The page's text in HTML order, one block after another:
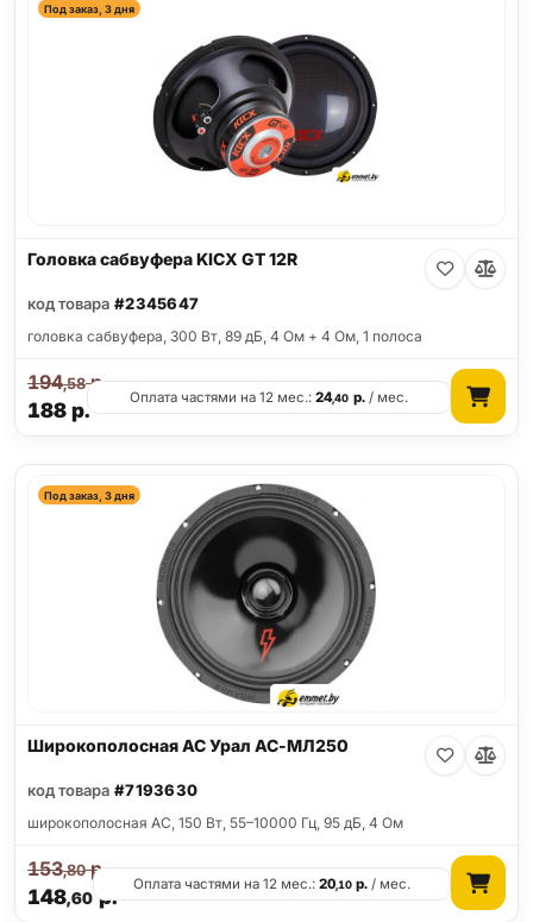
Под заказ, 3 дня
Головка сабвуфера KICX GT 12R
код товара #2345647
головка сабвуфера, 300 Вт, 89 дБ, 4 Ом + 4 Ом, 1 полоса
188р.
194,58р.
Оплата частями на 12 мес.:24,40 р./ мес.
Под заказ, 3 дня
Широкополосная АС Урал АС-МЛ250
код товара #7193630
широкополосная АС, 150 Вт, 55–10000 Гц, 95 дБ, 4 Ом
148,60р.
153,80р.
Оплата частями на 12 мес.:20,10 р. / мес.